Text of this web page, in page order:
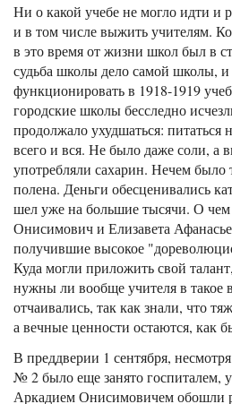
Ни о какой учебе не могло идти и
и в том числе выжить учителям.
в это время от жизни школ был в
судьба школы дело самой школы,
функционировать в 1918-1919
городские школы бесследно
продолжало ухудшаться:
всего и вся. Не было даже соли, а
употребляли сахарин. Нечем было
полена. Деньги обесценивались
шел уже на большие тысячи. О
Онисимович и Елизавета
получившие высокое
Куда могли приложить свой
нужны ли вообще учителя в такое
отчаивались, так как знали, что
а вечные ценности остаются, как
В преддверии 1 сентября,
№ 2 было еще занято госпиталем,
Аркадием Онисимовичем обошли